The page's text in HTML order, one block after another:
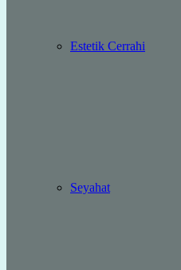
Estetik Cerrahi
Seyahat